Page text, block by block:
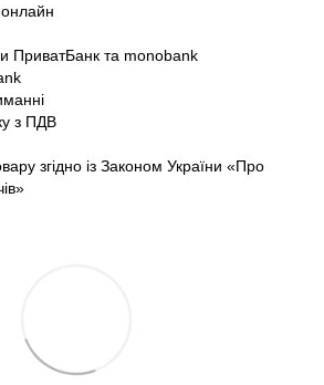
ПриватБанк та monobank
з ПДВ
згідно із Законом України «Про